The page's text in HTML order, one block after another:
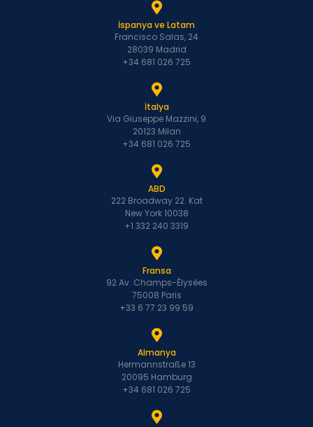
İspanya ve Latam
Francisco Salas, 24
28039 Madrid
+34 681 026 725
İtalya
Via Giuseppe Mazzini, 9
20123 Milan
+34 681 026 725
ABD
222 Broadway 22. Kat
New York 10038
+1 332 240 3319
Fransa
92 Av. Champs-Élysées
75008 Paris
+33 6 77 23 99 59
Almanya
Hermannstraße 13
20095 Hamburg
+34 681 026 725